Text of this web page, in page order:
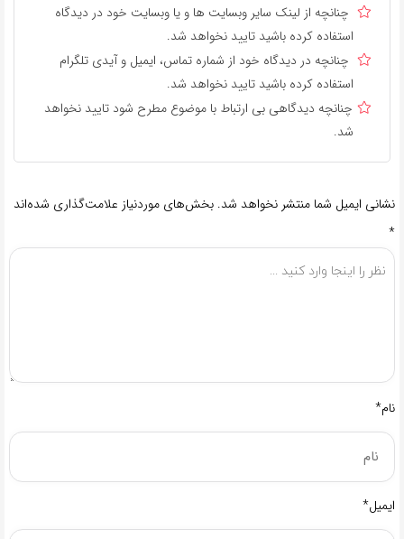
چنانچه از لینک سایر وبسایت ها و یا وبسایت خود در دیدگاه
استفاده کرده باشید تایید نخواهد شد.
چنانچه در دیدگاه خود از شماره تماس، ایمیل و آیدی تلگرام
استفاده کرده باشید تایید نخواهد شد.
چنانچه دیدگاهی بی ارتباط با موضوع مطرح شود تایید نخواهد
شد.
نشانی ایمیل شما منتشر نخواهد شد. بخش‌های موردنیاز علامت‌گذاری شده‌اند
*
نام*
ایمیل*